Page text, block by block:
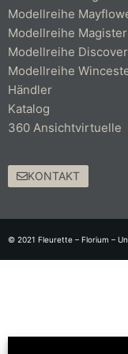
Modellreihe
Modellreihe
Modellreihe
Modellreihe
Händler
Katalog
360 Ansichtvirtuelle
KONTAKT
© 2021 Fleurette – Florium –